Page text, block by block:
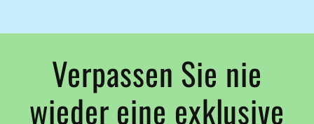
Verpassen Sie nie
wieder eine exklusive